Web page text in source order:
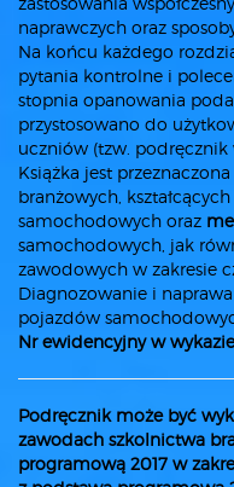
naprawczych oraz
Na końcu każdego
pytania kontrolne i
stopnia opanowania
przystosowano do
uczniów (tzw. podręcznik
Książka jest
branżowych,
samochodowych oraz
samochodowych, jak
zawodowych w zakresie
Diagnozowanie i
pojazdów
Nr ewidencyjny w
Podręcznik może być
zawodach szkolnictwa
programową 2017 w